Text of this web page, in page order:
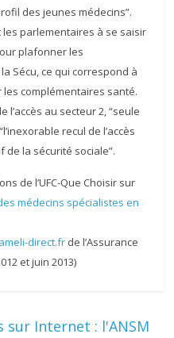
des jeunes médecins”.
les parlementaires à se saisir
plafonner les
Sécu, ce qui correspond à
complémentaires santé.
au secteur 2, “seule
recul de l’accès
de la sécurité sociale”.
de l’UFC-Que Choisir sur
médecins spécialistes en
direct.fr de l’Assurance
et juin 2013)
sur Internet : l'ANSM